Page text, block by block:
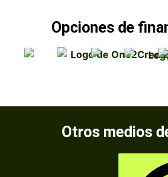
Opciones de
Otros medios